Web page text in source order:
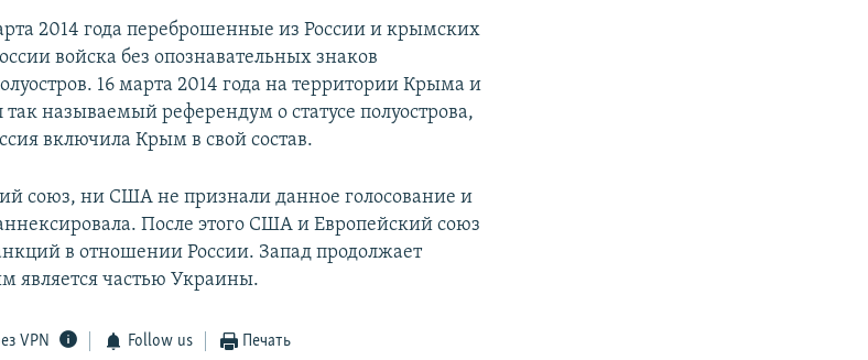
2014 года переброшенные из России и крымских
войска без опознавательных знаков
16 марта 2014 года на территории Крыма и
называемый референдум о статусе полуострова,
включила Крым в свой состав.
союз, ни США не признали данное голосование и
После этого США и Европейский союз
в отношении России. Запад продолжает
является частью Украины.
VPN Follow us Печать